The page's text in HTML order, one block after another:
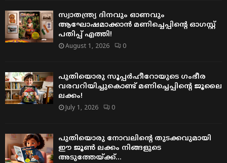
സ്വാതന്ത്ര്യ ദിനവും ഓണവും
ആഘോഷമാക്കാൻ മണിച്ചെപ്പിന്റെ ഓഗസ്റ്റ്
പതിപ്പ് എത്തി!
August 1, 2026 0
പുതിയൊരു സൂപ്പർഹീറോയുടെ ഗംഭീര
വരവറിയിച്ചുകൊണ്ട് മണിച്ചെപ്പിന്റെ ജൂലൈ
ലക്കം!
July 1, 2026 0
പുതിയൊരു നോവലിന്റെ തുടക്കവുമായി
ഈ ജൂൺ ലക്കം നിങ്ങളുടെ
അടുത്തേയ്ക്ക്…